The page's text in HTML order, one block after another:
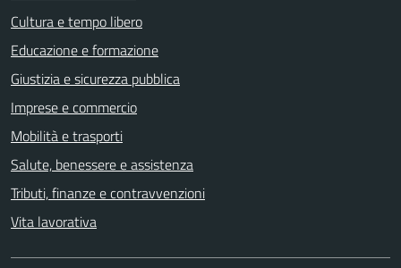
Cultura e tempo libero
Educazione e formazione
Giustizia e sicurezza pubblica
Imprese e commercio
Mobilità e trasporti
Salute, benessere e assistenza
Tributi, finanze e contravvenzioni
Vita lavorativa